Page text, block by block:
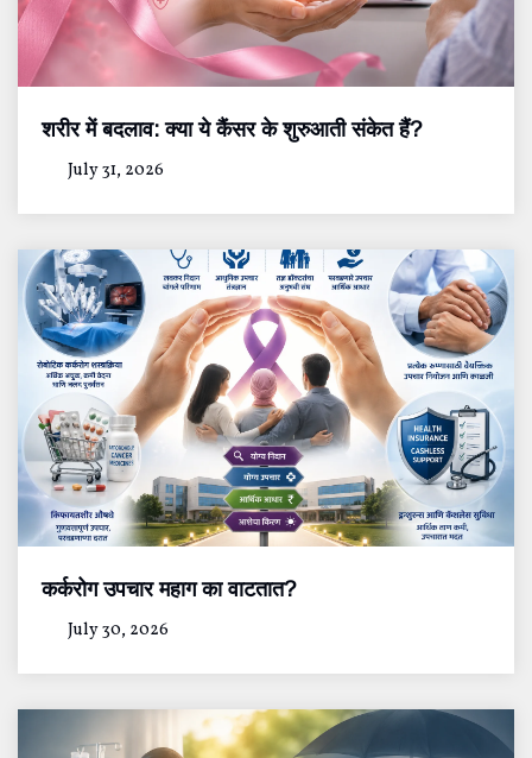
शरीर में बदलाव: क्या ये कैंसर के शुरुआती संकेत हैं?
July 31, 2026
कर्करोग उपचार महाग का वाटतात?
July 30, 2026